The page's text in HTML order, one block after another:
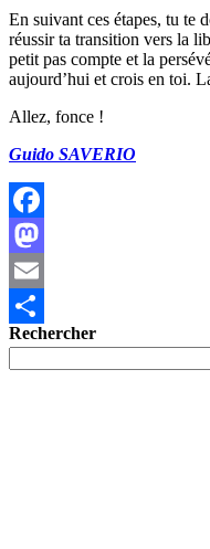
En suivant ces étapes, tu te
réussir ta transition vers la
petit pas compte et la
aujourd’hui et crois en toi.
Allez, fonce !
Guido SAVERIO
Facebook
Mastodon
Email
Partager
Rechercher